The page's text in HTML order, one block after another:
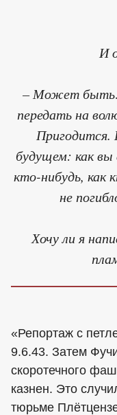
И
– Может
передать на
Пригодится.
будущем: как вы
кто-нибудь,
не
Хочу ли я
«Репортаж с
9.6.43. Затем
скоротечного
казнен. Это
тюрьме